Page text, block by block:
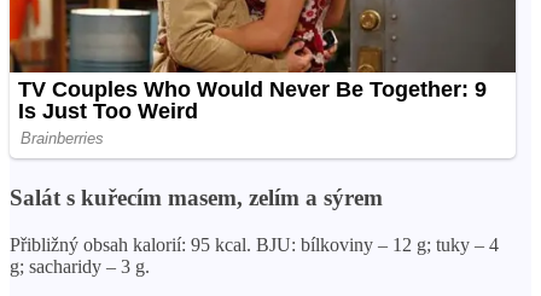
Salát s kuřecím masem, zelím a sýrem
Přibližný obsah kalorií: 95 kcal. BJU: bílkoviny – 12 g; tuky – 4
g; sacharidy – 3 g.